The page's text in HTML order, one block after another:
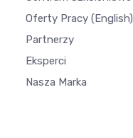
Oferty Pracy (English)
Partnerzy
Eksperci
Nasza Marka